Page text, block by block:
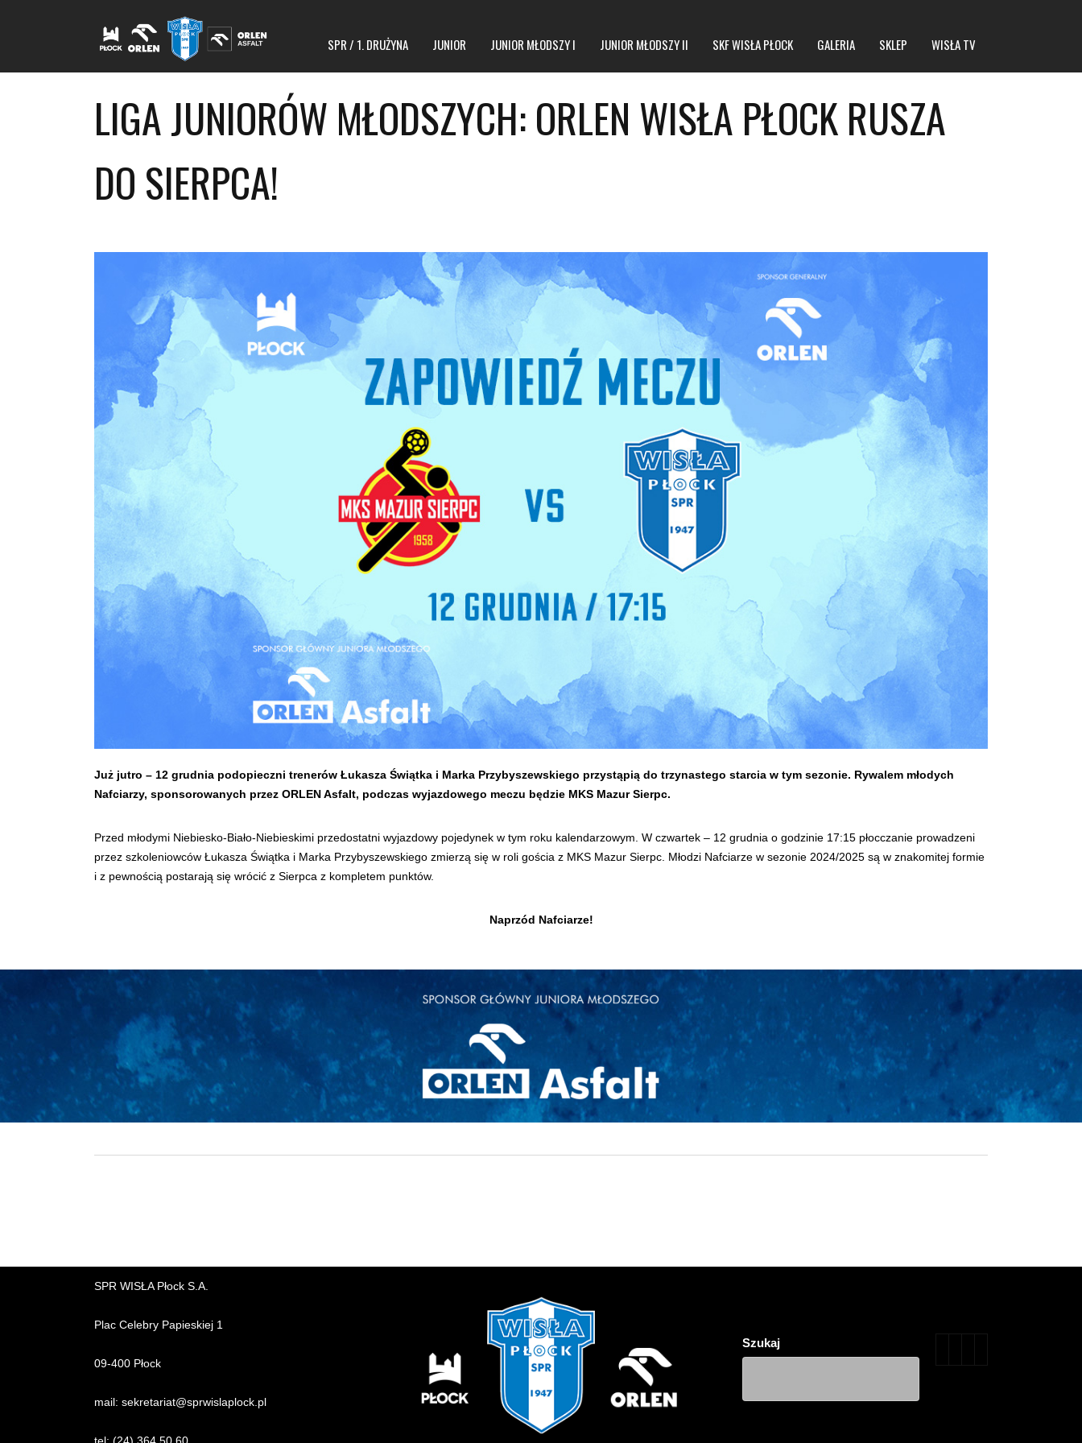
SPR / 1. DRUŻYNA JUNIOR JUNIOR MŁODSZY I JUNIOR MŁODSZY II SKF WISŁA PŁOCK GALERIA SKLEP WISŁA TV
LIGA JUNIORÓW MŁODSZYCH: ORLEN WISŁA PŁOCK RUSZA
DO SIERPCA!
Już jutro – 12 grudnia podopieczni trenerów Łukasza Świątka i Marka Przybyszewskiego przystąpią do trzynastego starcia w tym sezonie. Rywalem młodych
Nafciarzy, sponsorowanych przez ORLEN Asfalt, podczas wyjazdowego meczu będzie MKS Mazur Sierpc.
Przed młodymi Niebiesko-Biało-Niebieskimi przedostatni wyjazdowy pojedynek w tym roku kalendarzowym. W czwartek – 12 grudnia o godzinie 17:15 płocczanie prowadzeni
przez szkoleniowców Łukasza Świątka i Marka Przybyszewskiego zmierzą się w roli gościa z MKS Mazur Sierpc. Młodzi Nafciarze w sezonie 2024/2025 są w znakomitej formie
i z pewnością postarają się wrócić z Sierpca z kompletem punktów.
Naprzód Nafciarze!
SPR WISŁA Płock S.A.
Plac Celebry Papieskiej 1
09-400 Płock
mail: sekretariat@sprwislaplock.pl
Szukaj